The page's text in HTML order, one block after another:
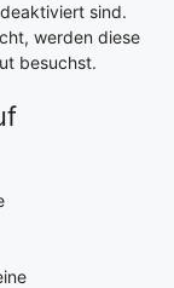
sind.
werden diese
besuchst.